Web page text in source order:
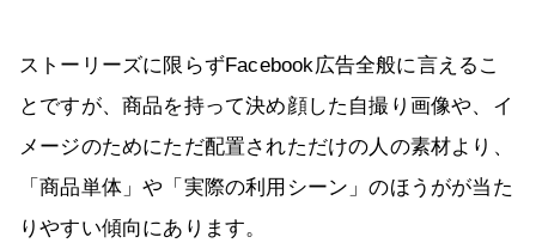
ストーリーズに限らずFacebook広告全般に言えるこ
とですが、商品を持って決め顔した自撮り画像や、イ
メージのためにただ配置されただけの人の素材より、
「商品単体」や「実際の利用シーン」のほうがが当た
りやすい傾向にあります。